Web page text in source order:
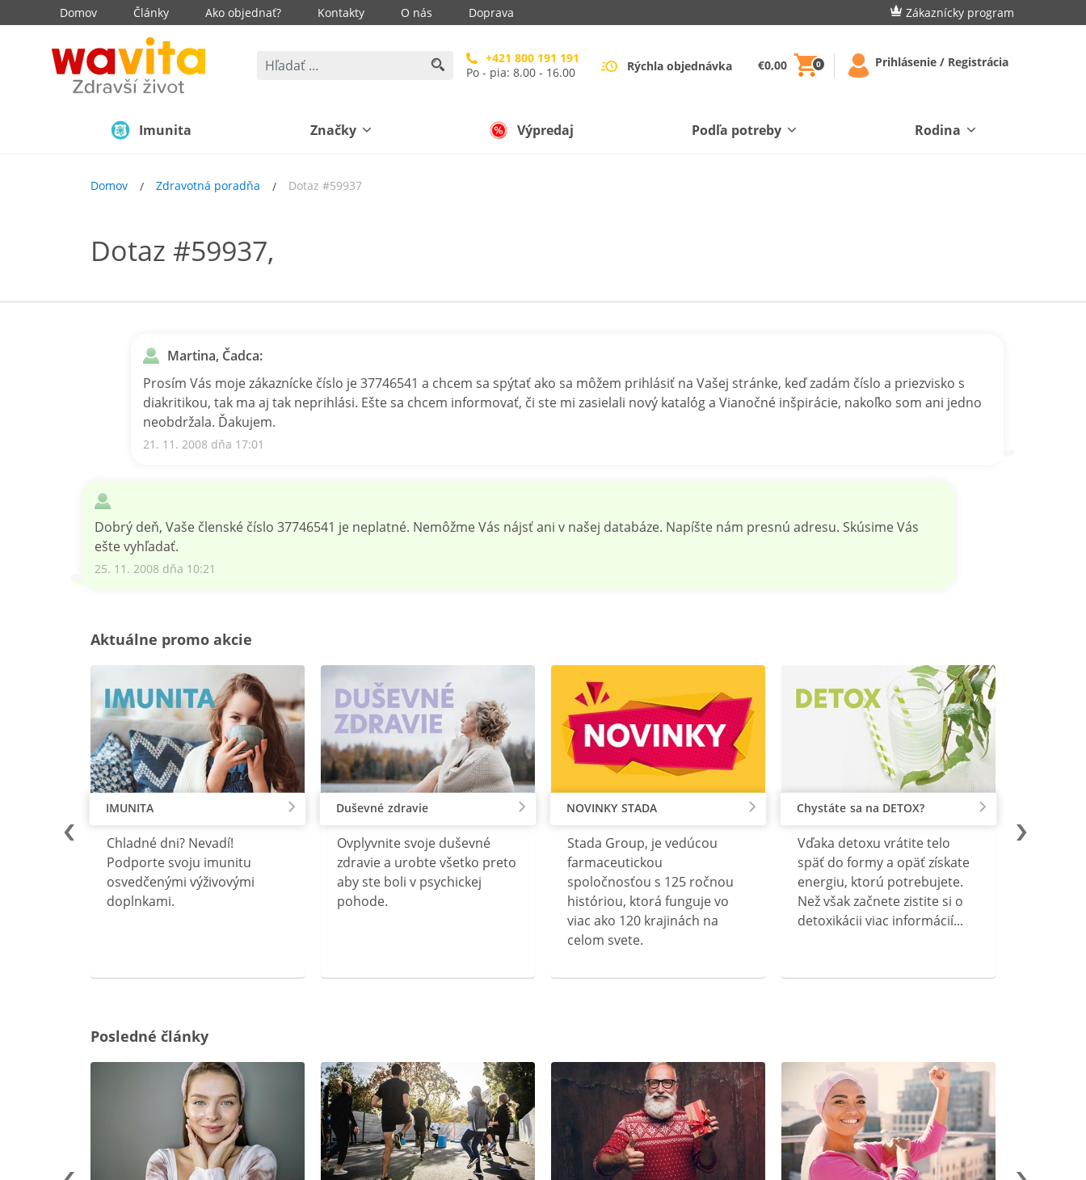
Domov Články Ako objednať? Kontakty O nás Doprava Zákaznícky program
+421 800 191 191
Po - pia: 8.00 - 16.00
Rýchla objednávka €0,00 0 Prihlásenie / Registrácia
Imunita Značky Výpredaj Podľa potreby Rodina
Domov Zdravotná poradňa Dotaz #59937
Dotaz #59937,
Martina, Čadca:
Prosím Vás moje zákaznícke číslo je 37746541 a chcem sa spýtať ako sa môžem prihlásiť na Vašej stránke, keď zadám číslo a priezvisko s
diakritikou, tak ma aj tak neprihlási. Ešte sa chcem informovať, či ste mi zasielali nový katalóg a Vianočné inšpirácie, nakoľko som ani jedno
neobdržala. Ďakujem.
21. 11. 2008 dňa 17:01
Dobrý deň, Vaše členské číslo 37746541 je neplatné. Nemôžme Vás nájsť ani v našej databáze. Napíšte nám presnú adresu. Skúsime Vás
ešte vyhľadať.
25. 11. 2008 dňa 10:21
Aktuálne promo akcie
IMUNITA
Chladné dni? Nevadí!
Podporte svoju imunitu
osvedčenými výživovými
doplnkami.
Duševné zdravie
Ovplyvnite svoje duševné
zdravie a urobte všetko preto
aby ste boli v psychickej
pohode.
NOVINKY STADA
Stada Group, je vedúcou
farmaceutickou
spoločnosťou s 125 ročnou
históriou, ktorá funguje vo
viac ako 120 krajinách na
celom svete.
Chystáte sa na DETOX?
Vďaka detoxu vrátite telo
späť do formy a opäť získate
energiu, ktorú potrebujete.
Než však začnete zistite si o
detoxikácii viac informácií...
Posledné články